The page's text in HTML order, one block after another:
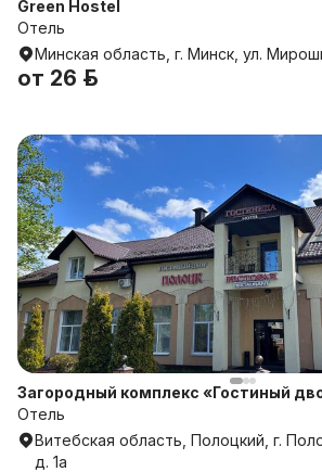
Green Hostel
Отель
Минская область, г. Минск, ул.
от 26 р.
Загородный комплекс «Гостиный
Отель
Витебская область, Полоцкий, г.
д. 1а